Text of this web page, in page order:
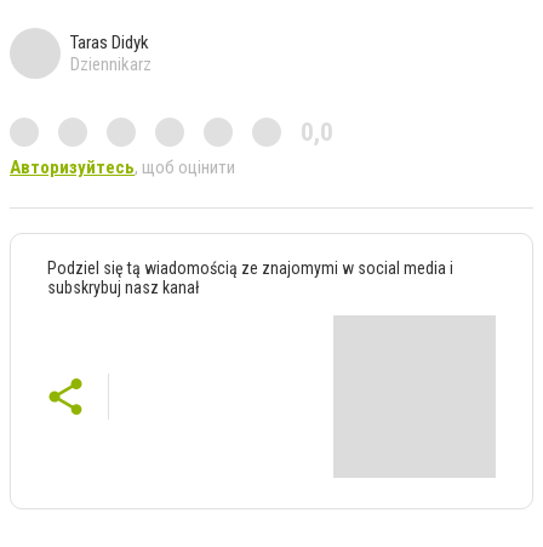
Taras Didyk
Dziennikarz
0,0
Авторизуйтесь, щоб оцінити
Podziel się tą wiadomością ze znajomymi w social media i
subskrybuj nasz kanał